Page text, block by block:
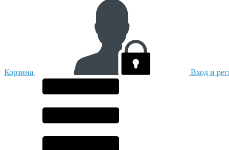
Корзина Вход и